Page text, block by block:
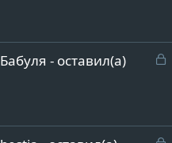
тЗ
Бабуля - оставил(а)